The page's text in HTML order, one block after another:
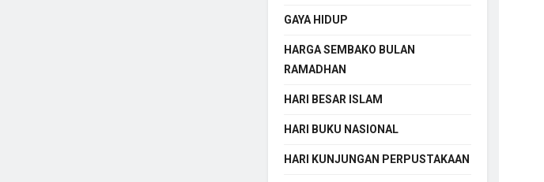
GAYA HIDUP
HARGA SEMBAKO BULAN
RAMADHAN
HARI BESAR ISLAM
HARI BUKU NASIONAL
HARI KUNJUNGAN PERPUSTAKAAN